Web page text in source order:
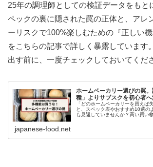
25年の調理師としての検証データをもと
ペックの裏に隠された罠の正体と、アレ
ーリスクで100%楽しむための『正しい機
をこちらの記事で詳しく暴露しています
出す前に、一度チェックしておいてくだ
ホームベーカリー選びの罠
種」よりサブスクを初心者
「どのホームベーカリーを買えば
と、スペック表やおすすめ10選の
も見返していませんか？高い買い
japanese-food.net